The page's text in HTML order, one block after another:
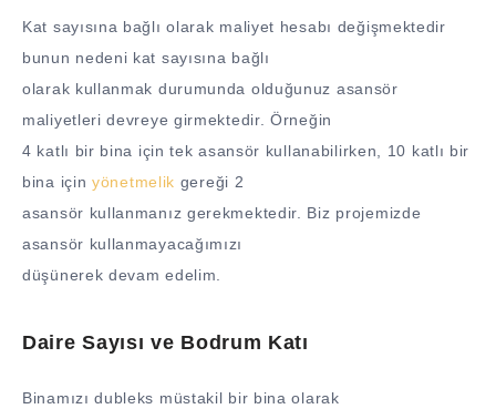
Kat sayısına bağlı olarak maliyet hesabı değişmektedir
bunun nedeni kat sayısına bağlı
olarak kullanmak durumunda olduğunuz asansör
maliyetleri devreye girmektedir. Örneğin
4 katlı bir bina için tek asansör kullanabilirken, 10 katlı bir
bina içinyönetmelik gereği 2
asansör kullanmanız gerekmektedir. Biz projemizde
asansör kullanmayacağımızı
düşünerek devam edelim.
Daire Sayısı ve Bodrum Katı
Binamızı dubleks müstakil bir bina olarak